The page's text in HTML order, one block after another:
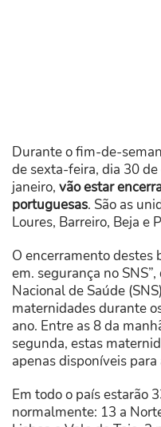
Durante o fim-de-
de sexta-feira, dia 30
janeiro, vão estar
portuguesas. São as
Loures, Barreiro, Beja e
O encerramento destes
em. segurança no
Nacional de Saúde
maternidades durante
ano. Entre as 8 da
segunda, estas
apenas disponíveis
Em todo o país estarão
normalmente: 13 a